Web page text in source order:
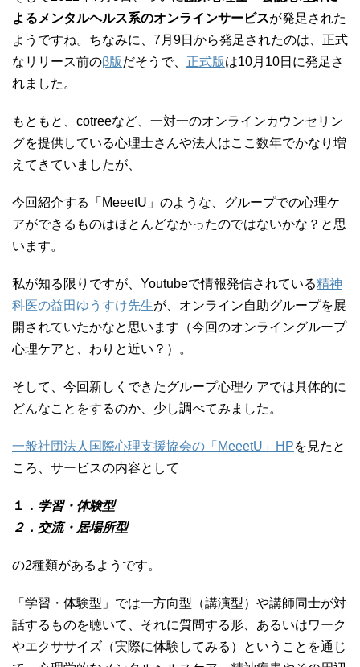
よるメンタルヘルス系のオンラインサービスが発足された
ようですね。ちなみに、7月9日から発足されたのは、正式
なリリース前のβ版だそうで、 正式版は10月10日に発足さ
れました。
もともと、cotreeなど、一対一のオンラインカウンセリン
グを提供している心理士さんや法人はここ数年でかなり増
えてきていましたが、
今回紹介する「MeeetU」のような、グループでの心理ケ
アができるものはほとんどなかったのではないかな？と思
います。
私が知る限りですが、Youtubeで情報発信されている精神
科医の益田ゆうすけ先生が、オンライン自助グループを展
開されていたかなと思います（今回のオンライングループ
心理ケアと、わりと近い？）。
そして、今回新しくできたグループ心理ケアでは具体的に
どんなことをするのか、少し調べてみました。
一般社団法人国際心理支援協会の「MeeetU」HPを見たと
ころ、サービスの内容として
１． 学習・体験型
２．交流・居場所型
の2種類があるようです。
「学習・体験型」では一方向型（講演型）や講師同士が対
話するものを聴いて、それに質問する形、あるいはワーク
やエクササイズ（実際に体験してみる）ということを通じ